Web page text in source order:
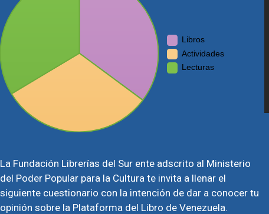
Libros
Actividades
Lecturas
La Fundación Librerías del Sur ente adscrito al Ministerio
del Poder Popular para la Cultura te invita a llenar el
siguiente cuestionario con la intención de dar a conocer tu
opinión sobre la Plataforma del Libro de Venezuela.